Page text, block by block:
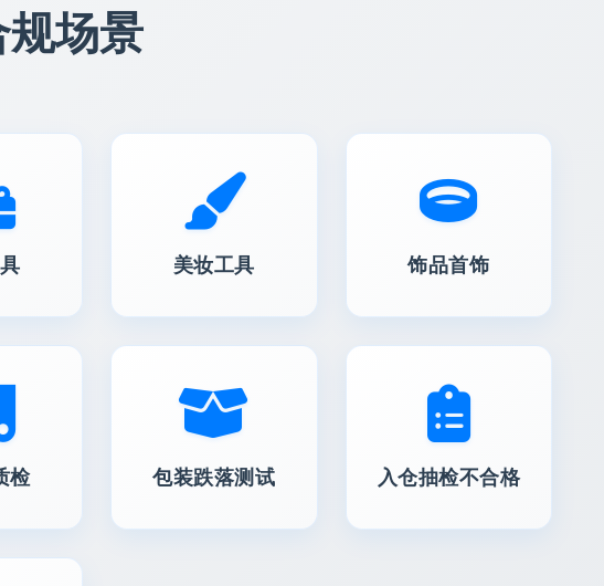
场景
美妆工具 饰品首饰
检 包装跌落测试 入仓抽检不合格